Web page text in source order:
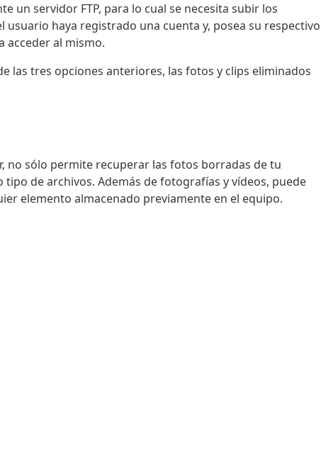
un servidor FTP, para lo cual se necesita subir los
haya registrado una cuenta y, posea su respectivo
acceder al mismo.
las tres opciones anteriores, las fotos y clips eliminados
no sólo permite recuperar las fotos borradas de tu
de archivos. Además de fotografías y vídeos, puede
elemento almacenado previamente en el equipo.